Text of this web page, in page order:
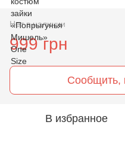
Нет в наличии
999 грн
Сообщить,
В избранное